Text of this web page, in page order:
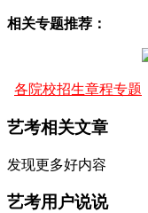
相关专题推荐：
各院校招生章程专题
艺考相关文章
发现更多好内容
艺考用户说说